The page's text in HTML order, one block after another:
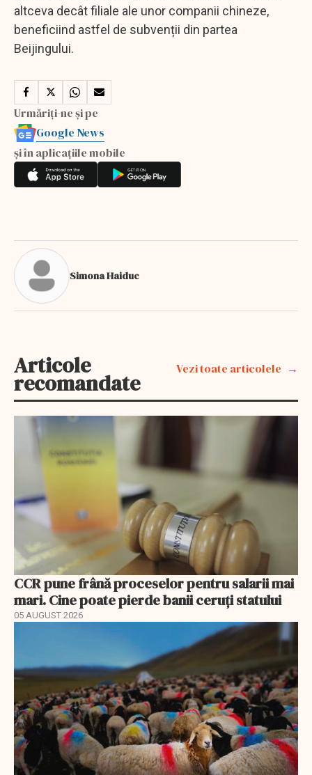
altceva decât filiale ale unor companii chineze,
beneficiind astfel de subvenții din partea
Beijingului.
Urmăriți-ne și pe
Google News
și în aplicațiile mobile
Simona Haiduc
Articole
recomandate
Vezi toate articolele
CCR pune frână proceselor pentru salarii mai
mari. Cine poate pierde banii ceruți statului
05 AUGUST 2026